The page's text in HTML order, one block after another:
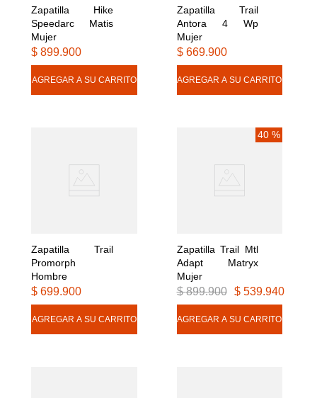
Zapatilla Hike
Speedarc Matis
Mujer
$ 899.900
Zapatilla Trail
Antora 4 Wp
Mujer
$ 669.900
Zapatilla Trail
Promorph
Hombre
$ 699.900
40 %
Zapatilla Trail Mtl
Adapt Matryx
Mujer
$ 899.900 $ 539.940